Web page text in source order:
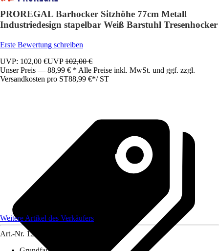
PROREGAL Barhocker Sitzhöhe 77cm Metall
Industriedesign stapelbar Weiß Barstuhl Tresenhocker
Erste Bewertung schreiben
UVP: 102,00 €UVP102,00 €
Unser Preis — 88,99 € * Alle Preise inkl. MwSt. und ggf. zzgl.
Versandkosten pro ST88,99 €*/ ST
Weitere Artikel des Verkäufers
Art.-Nr. 12585081